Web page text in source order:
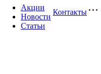
Акции
Новости
Статьи
Контакты